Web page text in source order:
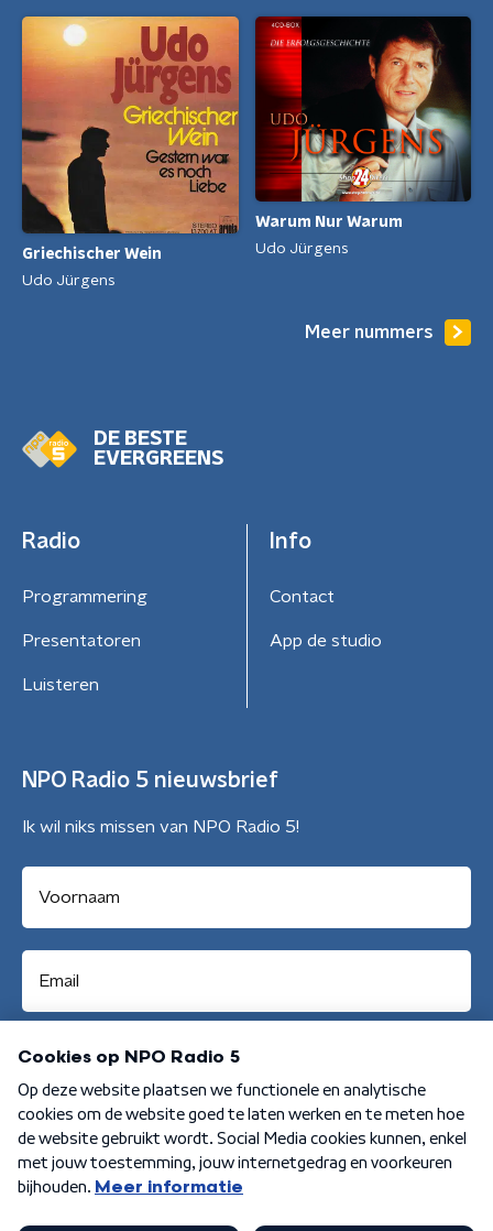
Griechischer Wein
Udo Jürgens
Warum Nur Warum
Udo Jürgens
Meer nummers
DE BESTE
EVERGREENS
Radio
Programmering
Presentatoren
Luisteren
Info
Contact
App de studio
NPO Radio 5 nieuwsbrief
Ik wil niks missen van NPO Radio 5!
Aanmelden
Algemene voorwaarden